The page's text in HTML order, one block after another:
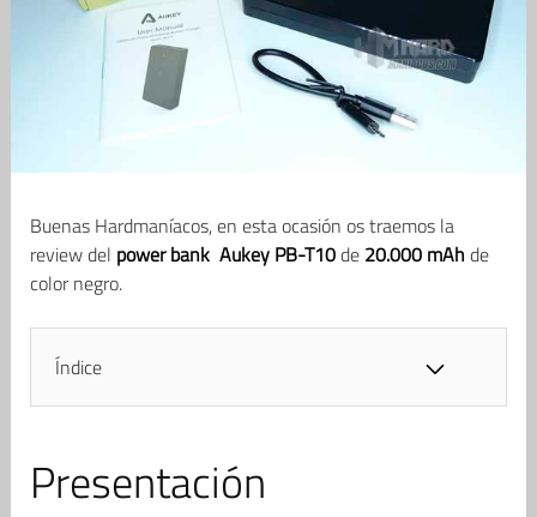
Buenas Hardmaníacos, en esta ocasión os traemos la
review del power bank Aukey PB-T10de 20.000 mAh de
color negro.
Índice
Presentación